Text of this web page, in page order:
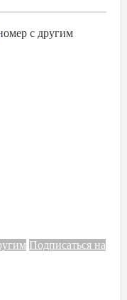
с другим
Подписаться на